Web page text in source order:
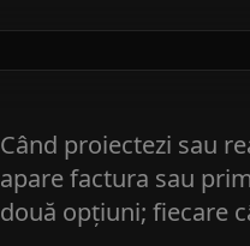
Când proiectezi sau
apare factura sau
două opțiuni; fiecare